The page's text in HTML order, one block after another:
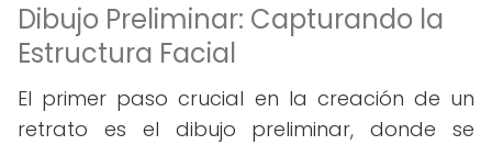
Dibujo Preliminar: Capturando la
Estructura Facial
El primer paso crucial en la creación de un
retrato es el dibujo preliminar, donde se